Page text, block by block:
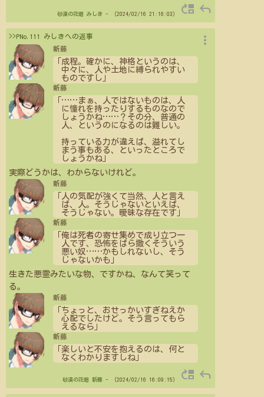
砂漠の花畑 みしき - （2024/02/16 21:16:03） move_up reply
>>PNo.111 みしきへの返事
新藤
「成程。確かに、神格というのは、
中々に、人や土地に縛られやすい
ものですし」
新藤
…… まぁ、人ではないものは、人
に憧れを持ったりするものなので
しょうかね…… ？その分、普通の
人、というのになるのは難しい。
持っている力が違えば、溢れてし
まう事もある、といったところで
しょうかね」
実際どうかは、わからないけれど。
新藤
「人の気配が強くて当然、人と言え
ば、人。そうじゃないといえば、
そうじゃない。曖昧な存在です」
新藤
「俺は死者の寄せ集めで成り立つ一
人です、恐怖をばら撒くそういう
悪い奴 ……かもしれないし、そう
じゃないかも」
生きた悪霊みたいな物、ですかね、なんて笑って
る。
新藤
「ちょっと、おせっかいすぎねえか
心配でしたけど。そう言ってもら
えるなら」
新藤
「楽しいと不安を抱えるのは、何と
なくわかりますしね」
more_vert
砂漠の花畑 新藤 - （2024/02/16 16:09:15） move_up reply